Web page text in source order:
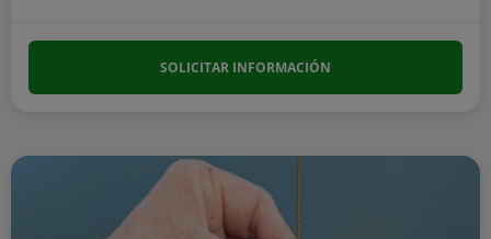
SOLICITAR INFORMACIÓN